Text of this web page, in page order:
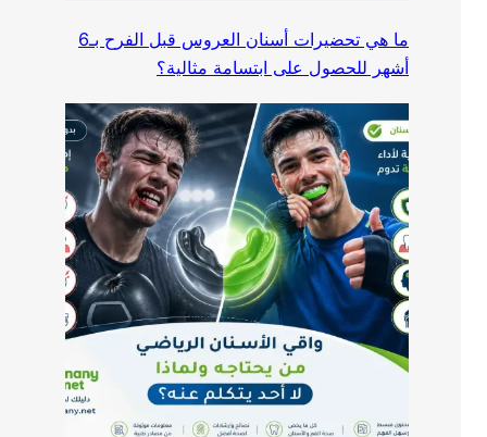
ما هي تحضيرات أسنان العروس قبل الفرح بـ6
أشهر للحصول على ابتسامة مثالية؟